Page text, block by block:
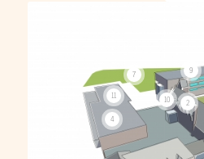
2
4
7 9
10
11